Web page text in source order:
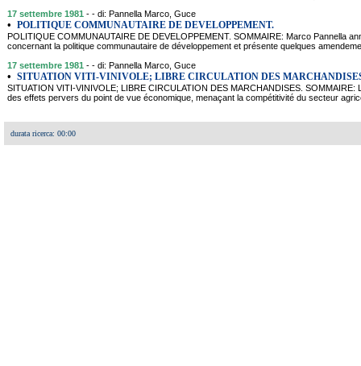
17 settembre 1981 - - di: Pannella Marco, Guce
• POLITIQUE COMMUNAUTAIRE DE DEVELOPPEMENT.
POLITIQUE COMMUNAUTAIRE DE DEVELOPPEMENT. SOMMAIRE: Marco Pannella
concernant la politique communautaire de développement et présente quelques
17 settembre 1981 - - di: Pannella Marco, Guce
• SITUATION VITI-VINIVOLE; LIBRE CIRCULATION DES
SITUATION VITI-VINIVOLE; LIBRE CIRCULATION DES MARCHANDISES. SOMMAIRE:
des effets pervers du point de vue économique, menaçant la compétitivité du secteur
durata ricerca: 00:00